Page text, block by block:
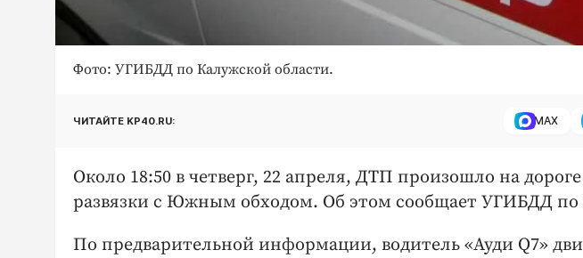
Фото: УГИБДД по Калужской области.
ЧИТАЙТЕ KP40.RU: MAX
Около 18:50 в четверг, 22 апреля, ДТП произошло на
развязки с Южным обходом. Об этом сообщает УГИБДД по
По предварительной информации, водитель «Ауди Q7»